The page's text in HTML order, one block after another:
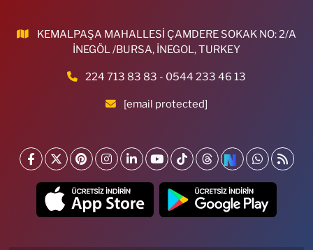
KEMALPAŞA MAHALLESİ ÇAMDERE SOKAK NO: 2/A
İNEGÖL /BURSA, İNEGOL, TURKEY
224 713 83 83 - 0544 233 46 13
[email protected]